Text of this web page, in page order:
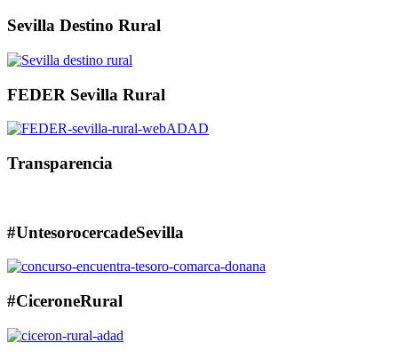
Sevilla Destino Rural
FEDER Sevilla Rural
Transparencia
#UntesorocercadeSevilla
#CiceroneRural